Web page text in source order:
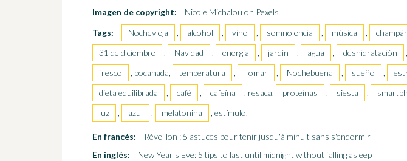
Imagen de copyright:
Nicole Michalou on Pexels
Tags:
Nochevieja , alcohol , vino , somnolencia , música ,
31 de diciembre
, Navidad , energía , jardín , agua , deshidratación ,
fresco
, bocanada, temperatura , Tomar , Nochebuena , sueño ,
dieta equilibrada
, café , cafeína , resaca, proteínas , siesta ,
luz
, azul , melatonina , estímulo,
En francés:
Réveillon : 5 astuces pour tenir jusqu'à minuit sans s'endormir
En inglés:
New Year's Eve: 5 tips to last until midnight without falling asleep